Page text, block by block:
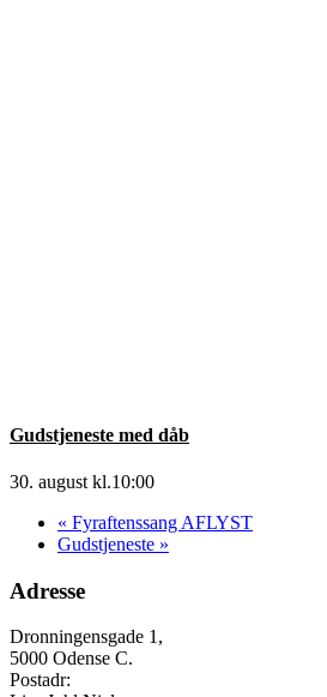
Gudstjeneste med dåb
30. august kl.10:00
« Fyraftenssang AFLYST
Gudstjeneste »
Adresse
Dronningensgade 1,
5000 Odense C.
Postadr: